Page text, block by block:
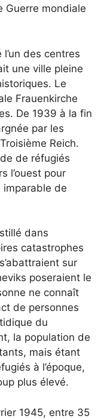
Guerre mondiale
des centres
une ville pleine
Le
Frauenkirche
De 1939 à la fin
par les
Reich.
de réfugiés
l’ouest pour
imparable de
dans
catastrophes
sur
poseraient le
ne connaît
de personnes
du
la population de
mais étant
à l’époque,
plus élevé.
1945, entre 35